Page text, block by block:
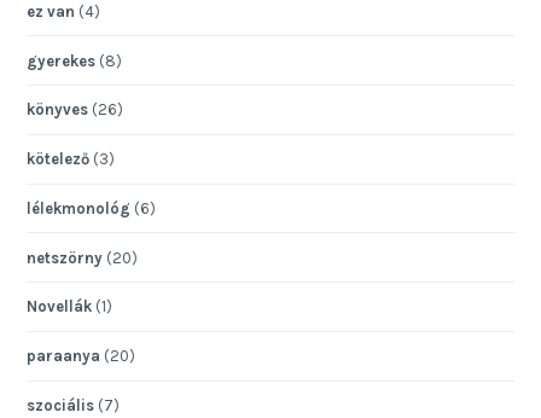
ez van (4)
gyerekes (8)
könyves (26)
kötelező (3)
lélekmonológ (6)
netszörny (20)
Novellák (1)
paraanya (20)
szociális (7)